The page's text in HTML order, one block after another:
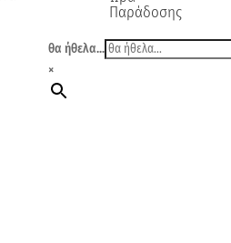
Παράδοσης
θα ήθελα...
×